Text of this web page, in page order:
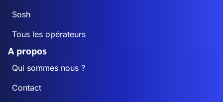
Sosh
Tous les opérateurs
A propos
Qui sommes nous ?
Contact